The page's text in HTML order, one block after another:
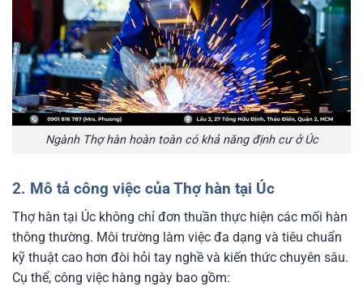
Ngành Thợ hàn hoàn toàn có khả năng định cư ở Úc
2. Mô tả công việc của Thợ hàn tại Úc
Thợ hàn tại Úc không chỉ đơn thuần thực hiện các mối hàn
thông thường. Môi trường làm việc đa dạng và tiêu chuẩn
kỹ thuật cao hơn đòi hỏi tay nghề và kiến thức chuyên sâu.
Cụ thể, công việc hàng ngày bao gồm: